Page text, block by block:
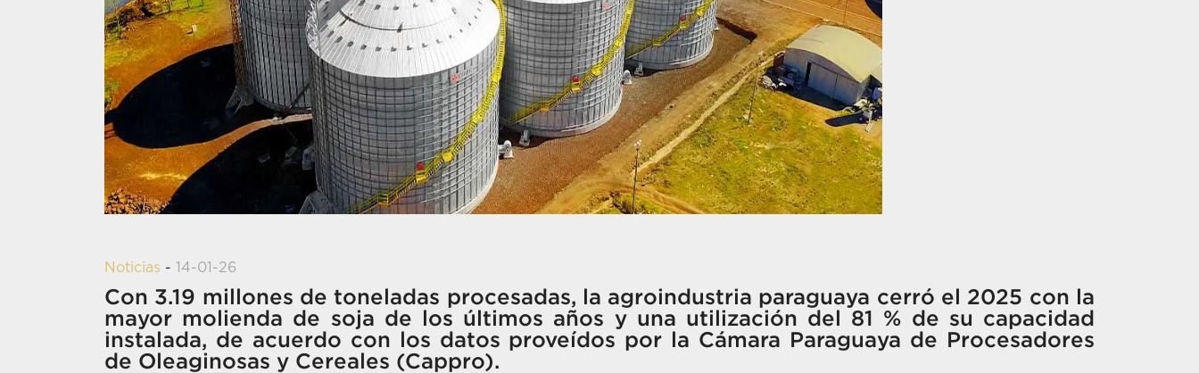
Noticias - 14-01-26
Con 3.19 millones de toneladas procesadas, la agroindustria paraguaya cerró el 2025 con la
mayor molienda de soja de los últimos años y una utilización del 81 % de su capacidad
instalada, de acuerdo con los datos proveídos por la Cámara Paraguaya de Procesadores
de Oleaginosas y Cereales (Cappro).